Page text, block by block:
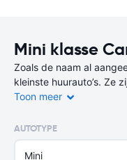
Mini klasse
Zoals de naam al
kleinste huurauto’s. Ze
twee personen en
De bagageruimte is
op de kleinste
goedkoop om te
Toon meer
AUTOTYPE
Mini